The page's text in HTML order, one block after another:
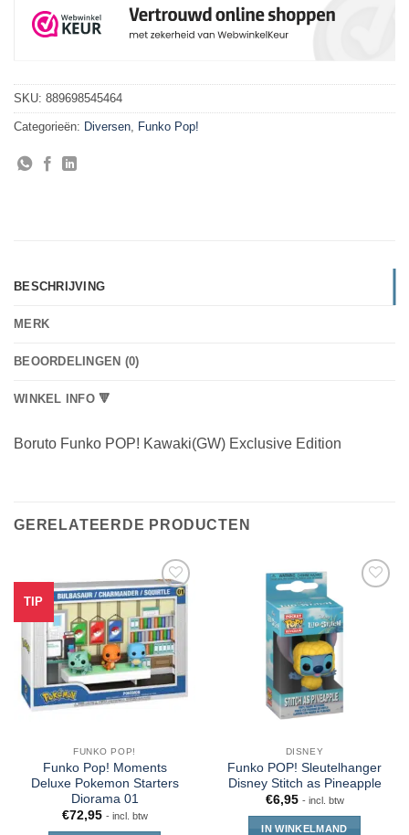
SKU: 889698545464
Categorieën: Diversen Funko Pop!
BESCHRIJVING
MERK
BEOORDELINGEN (0)
WINKEL INFO 🔻
Boruto Funko POP! Kawaki(GW) Exclusive Edition
GERELATEERDE PRODUCTEN
TIP
FUNKO POP!
Funko Pop! Moments
Deluxe Pokemon Starters
Diorama 01
€72,95 - incl. btw
DISNEY
Funko POP! Sleutelhanger
Disney Stitch as Pineapple
€6,95 - incl. btw
IN WINKELMAND